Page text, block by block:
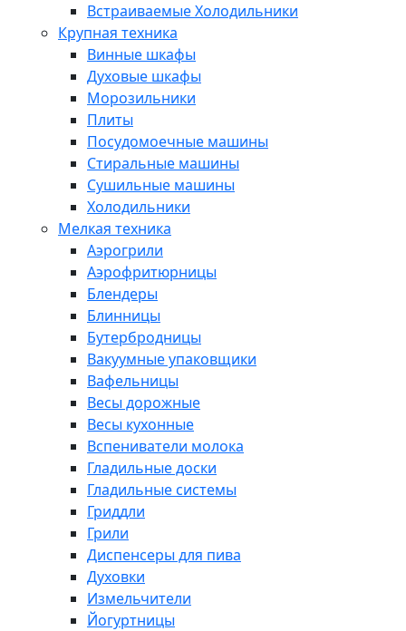
Встраиваемые Холодильники
Крупная техника
Винные шкафы
Духовые шкафы
Морозильники
Плиты
Посудомоечные машины
Стиральные машины
Сушильные машины
Холодильники
Мелкая техника
Аэрогрили
Аэрофритюрницы
Блендеры
Блинницы
Бутербродницы
Вакуумные упаковщики
Вафельницы
Весы дорожные
Весы кухонные
Вспениватели молока
Гладильные доски
Гладильные системы
Гриддли
Грили
Диспенсеры для пива
Духовки
Измельчители
Йогуртницы